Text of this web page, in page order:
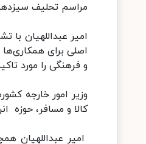
مراسم تحلیف
امیر عبداللهیان
اصلی برای
و فرهنگی را مورد
وزیر امور خارجه
کالا و مسافر، حوزه
امیر عبداللهیان